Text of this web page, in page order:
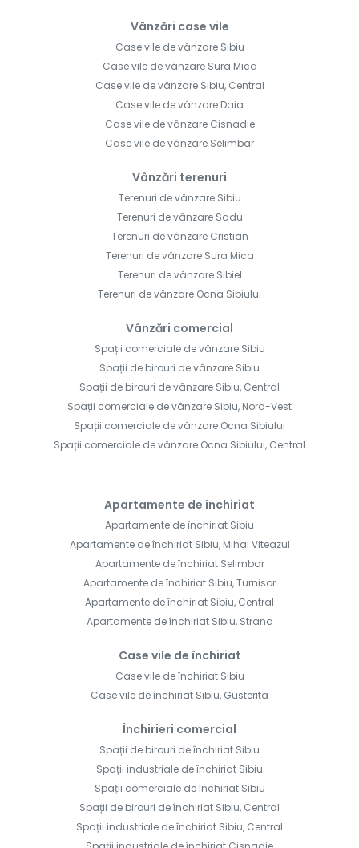
Vânzări case vile
Case vile de vânzare Sibiu
Case vile de vânzare Sura Mica
Case vile de vânzare Sibiu, Central
Case vile de vânzare Daia
Case vile de vânzare Cisnadie
Case vile de vânzare Selimbar
Vânzări terenuri
Terenuri de vânzare Sibiu
Terenuri de vânzare Sadu
Terenuri de vânzare Cristian
Terenuri de vânzare Sura Mica
Terenuri de vânzare Sibiel
Terenuri de vânzare Ocna Sibiului
Vânzări comercial
Spații comerciale de vânzare Sibiu
Spații de birouri de vânzare Sibiu
Spații de birouri de vânzare Sibiu, Central
Spații comerciale de vânzare Sibiu, Nord-Vest
Spații comerciale de vânzare Ocna Sibiului
Spații comerciale de vânzare Ocna Sibiului, Central
Apartamente de închiriat
Apartamente de închiriat Sibiu
Apartamente de închiriat Sibiu, Mihai Viteazul
Apartamente de închiriat Selimbar
Apartamente de închiriat Sibiu, Turnisor
Apartamente de închiriat Sibiu, Central
Apartamente de închiriat Sibiu, Strand
Case vile de închiriat
Case vile de închiriat Sibiu
Case vile de închiriat Sibiu, Gusterita
Închirieri comercial
Spații de birouri de închiriat Sibiu
Spații industriale de închiriat Sibiu
Spații comerciale de închiriat Sibiu
Spații de birouri de închiriat Sibiu, Central
Spații industriale de închiriat Sibiu, Central